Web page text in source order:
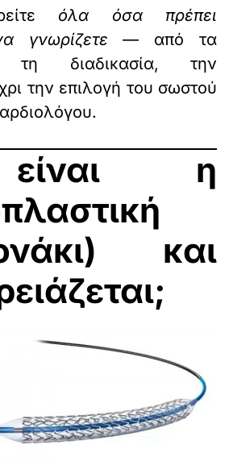
όλα όσα πρέπει
γνωρίζετε — από τα
τη διαδικασία, την
την επιλογή του σωστού
η
και